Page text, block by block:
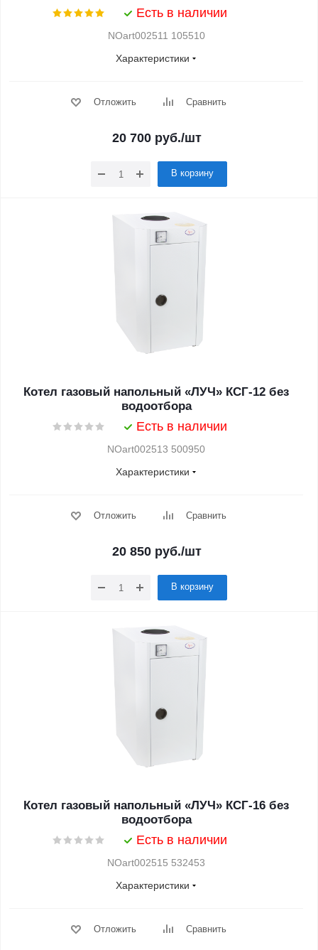
Есть в наличии
NOart002511 105510
Характеристики
Отложить Сравнить
20 700руб./шт
В корзину
Котел газовый напольный «ЛУЧ» КСГ-12 без
водоотбора
Есть в наличии
NOart002513 500950
Характеристики
Отложить Сравнить
20 850руб./шт
В корзину
Котел газовый напольный «ЛУЧ» КСГ-16 без
водоотбора
Есть в наличии
NOart002515 532453
Характеристики
Отложить Сравнить